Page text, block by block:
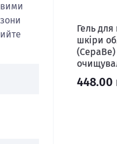
Гель
шкіри
(СераВе)
448.00